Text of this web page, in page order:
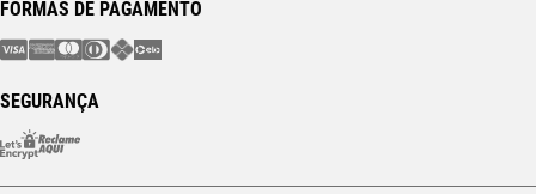
FORMAS DE PAGAMENTO
SEGURANÇA